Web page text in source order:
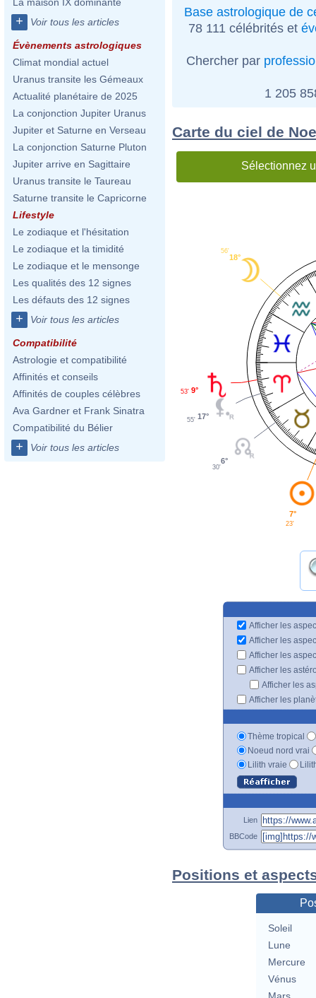
+ Voir tous les articles
Évènements astrologiques
Climat mondial actuel
Uranus transite les Gémeaux
Actualité planétaire de 2025
La conjonction Jupiter Uranus
Jupiter et Saturne en Verseau
La conjonction Saturne Pluton
Jupiter arrive en Sagittaire
Uranus transite le Taureau
Saturne transite le Capricorne
Lifestyle
Le zodiaque et l'hésitation
Le zodiaque et la timidité
Le zodiaque et le mensonge
Les qualités des 12 signes
Les défauts des 12 signes
+ Voir tous les articles
Compatibilité
Astrologie et compatibilité
Affinités et conseils
Affinités de couples célèbres
Ava Gardner et Frank Sinatra
Compatibilité du Bélier
+ Voir tous les articles
Base astrologique de
78 111 célébrités et
Chercher par
1 205
Carte du ciel de
Sélectionnez
18°
56'
9°
53'
17°
55'
6°
30'
7°
23'
Afficher les
Afficher les
Afficher les
Afficher les
Afficher les
Afficher les
Thème tropical
Noeud nord vrai
Lilith vraie
Lien
BBCode
Positions et
Soleil
Lune
Mercure
Vénus